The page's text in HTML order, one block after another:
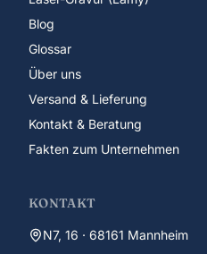
Blog
Glossar
Über uns
Versand & Lieferung
Kontakt & Beratung
Fakten zum Unternehmen
KONTAKT
N7, 16 · 68161 Mannheim